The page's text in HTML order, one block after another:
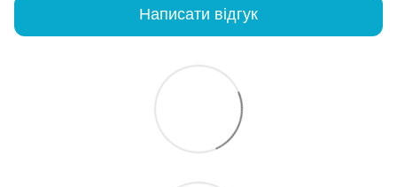
Написати відгук